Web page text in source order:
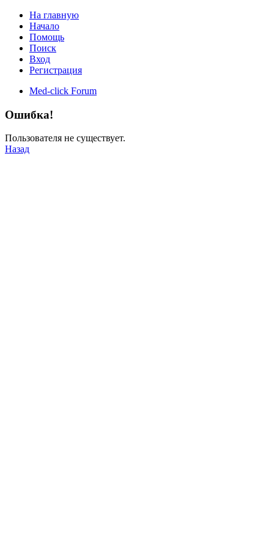
На главную
Начало
Помощь
Поиск
Вход
Регистрация
Med-click Forum
Ошибка!
Пользователя не существует.
Назад